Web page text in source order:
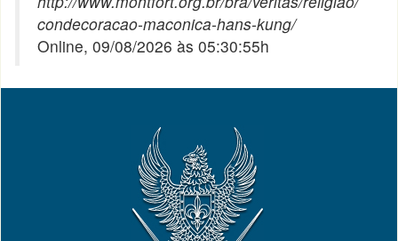
condecoracao-maconica-hans-kung/
Online, 09/08/2026 às 05:30:55h